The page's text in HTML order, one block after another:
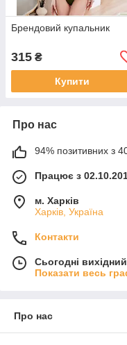
Брендовий купальник
315 ₴
Купити
Про нас
94% позитивних з
Працює з
м. Харків
Харків, Україна
Контакти
Сьогодні вихідний
Показати весь
Про нас